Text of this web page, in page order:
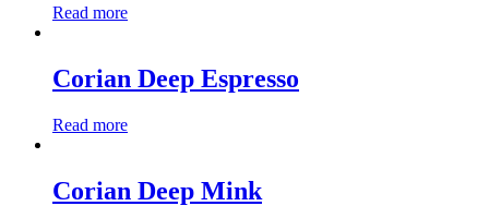
Read more
Corian Deep Espresso
Read more
Corian Deep Mink